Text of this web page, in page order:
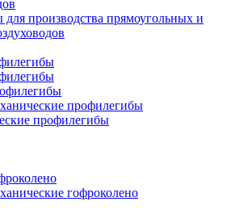
производства прямоугольных и
профилегибы
профилегибы
гофроколено